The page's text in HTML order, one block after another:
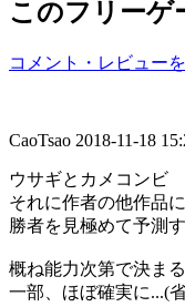
このフリーゲ
コメント・レビュー
CaoTsao 2018-11-18
ウサギとカメコンビ
それに作者の他作品
勝者を見極めて予測
概ね能力次第で決ま
一部、ほぼ確実に...(